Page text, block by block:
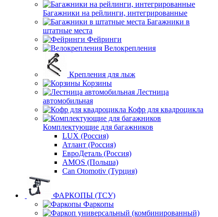
Багажники на рейлинги, интегрированные
Багажники в
штатные места
Фейринги
Велокрепления
Крепления для лыж
Корзины
Лестница
автомобильная
Кофр для квадроцикла
Комплектующие для багажников
LUX (Россия)
Атлант (Россия)
ЕвроДеталь (Россия)
AMOS (Польша)
Can Otomotiv (Турция)
ФАРКОПЫ (ТСУ)
Фаркопы